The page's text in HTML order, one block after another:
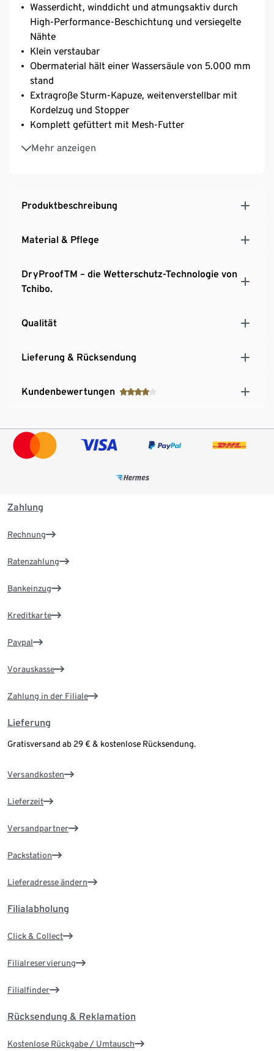
Wasserdicht, winddicht und atmungsaktiv durch
High-Performance-Beschichtung und versiegelte
Nähte
Klein verstaubar
Obermaterial hält einer Wassersäule von 5.000 mm
stand
Extragroße Sturm-Kapuze, weitenverstellbar mit
Kordelzug und Stopper
Komplett gefüttert mit Mesh-Futter
Mehr anzeigen
Verlängerte Rückenpartie
Hochschließender Kragen
Weitenregulierbarer Ärmelabschluss mit
Produktbeschreibung
Material & Pflege
DryProofTM – die Wetterschutz-Technologie von
Tchibo.
Qualität
Lieferung & Rücksendung
Kundenbewertungen
Zahlung
Rechnung
Ratenzahlung
Bankeinzug
Kreditkarte
Paypal
Vorauskasse
Zahlung in der Filiale
Lieferung
Gratisversand ab 29 € & kostenlose Rücksendung.
Versandkosten
Lieferzeit
Versandpartner
Packstation
Lieferadresse ändern
Filialabholung
Click & Collect
Filialreservierung
Filialfinder
Rücksendung & Reklamation
Kostenlose Rückgabe / Umtausch